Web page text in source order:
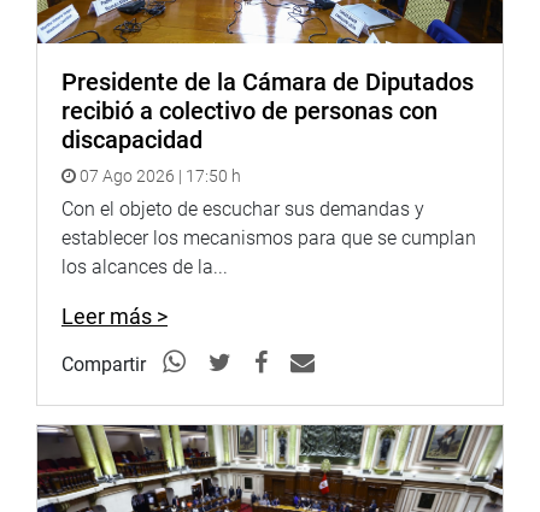
Presidente de la Cámara de Diputados
recibió a colectivo de personas con
discapacidad
07 Ago 2026 | 17:50 h
Con el objeto de escuchar sus demandas y
establecer los mecanismos para que se cumplan
los alcances de la...
Leer más >
Compartir